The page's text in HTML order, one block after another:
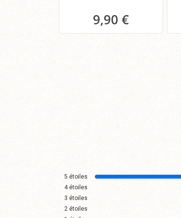
9,90 €
5 étoiles
4étoiles
3 étoiles
2 étoiles